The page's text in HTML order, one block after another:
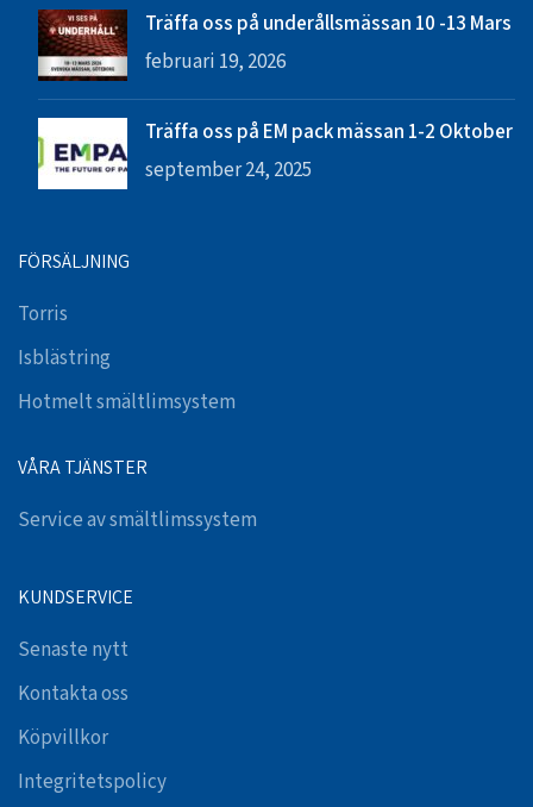
Träffa oss på underållsmässan 10 -13 Mars
februari 19, 2026
Träffa oss på EM pack mässan 1-2 Oktober
september 24, 2025
FÖRSÄLJNING
Torris
Isblästring
Hotmelt smältlimsystem
VÅRA TJÄNSTER
Service av smältlimssystem
KUNDSERVICE
Senaste nytt
Kontakta oss
Köpvillkor
Integritetspolicy